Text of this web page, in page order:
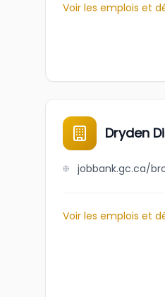
Voir les emplois et
Dryden
Voir les emplois et